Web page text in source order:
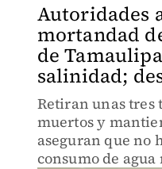
Autoridades
mortandad
de
salinidad;
Retiran unas tres
muertos y
aseguran que no
consumo de agua